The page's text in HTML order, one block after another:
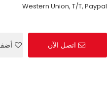
Western Union, T/T, Paypal
اتصل الآن أضف